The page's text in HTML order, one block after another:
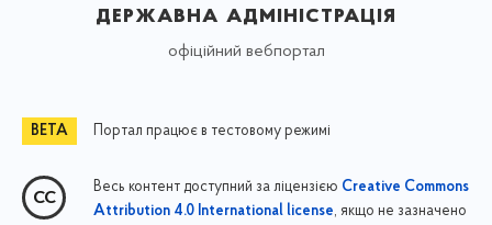
державна адміністрація
офіційний вебпортал
Портал працює в тестовому режимі
Весь контент доступний за ліцензією Creative Commons
Attribution 4.0 International license, якщо не зазначено